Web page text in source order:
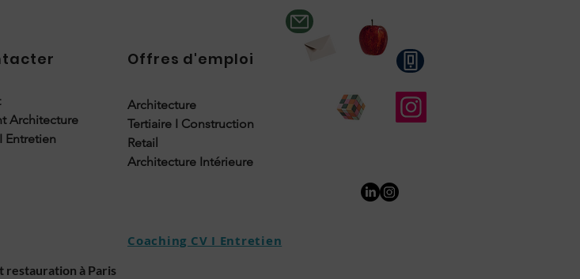
Architecture
Entretien
Offres d'emploi
Architecture
Tertiaire I Construction
Retail
Architecture Intérieure
Coaching CV I Entretien
restauration à Paris